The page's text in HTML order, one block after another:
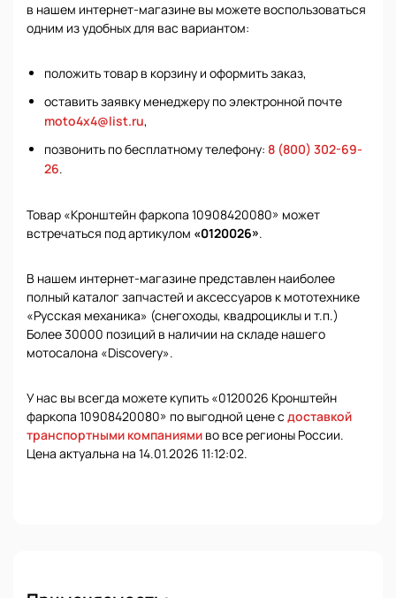
в нашем интернет-магазине вы можете воспользоваться
одним из удобных для вас вариантом:
положить товар в корзину и оформить заказ,
оставить заявку менеджеру по электронной почте
moto4x4@list.ru,
позвонить по бесплатному телефону: 8 (800) 302-69-
26.
Товар «Кронштейн фаркопа 10908420080» может
встречаться под артикулом «0120026».
В нашем интернет-магазине представлен наиболее
полный каталог запчастей и аксессуаров к мототехнике
«Русская механика» (снегоходы, квадроциклы и т.п.)
Более 30000 позиций в наличии на складе нашего
мотосалона «Discovery».
У нас вы всегда можете купить «0120026 Кронштейн
фаркопа 10908420080» по выгодной цене с доставкой
транспортными компаниями во все регионы России.
Цена актуальна на 14.01.2026 11:12:02.